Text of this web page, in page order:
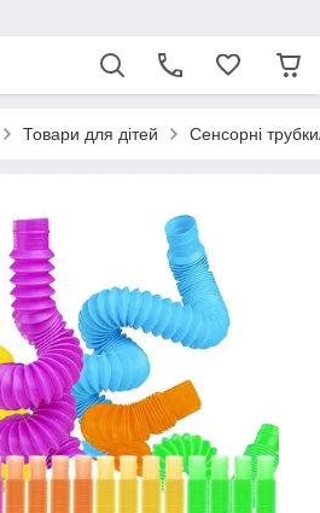
Товари для дітей Сенсорні